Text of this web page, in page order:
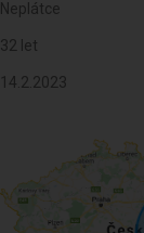
Neplátce
32 let
14.2.2023